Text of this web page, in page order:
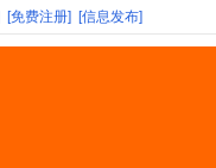
[免费注册] [信息发布]